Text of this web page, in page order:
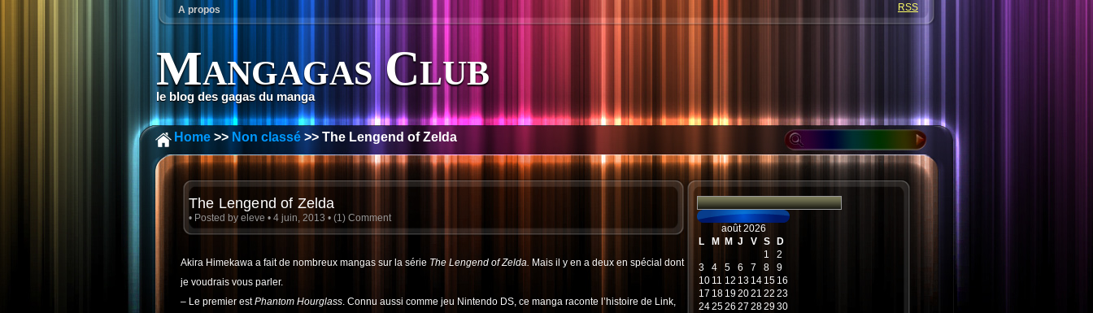
RSS
A propos
Mangagas Club
le blog des gagas du manga
Home >> Non classé >> The Lengend of Zelda
The Lengend of Zelda
• Posted by eleve • 4 juin, 2013 • (1) Comment
Akira Himekawa a fait de nombreux mangas sur la série The Lengend of Zelda. Mais il y en a deux en spécial dont
je voudrais vous parler.
– Le premier estPhantom Hourglass. Connu aussi comme jeu Nintendo DS, ce manga raconte l’histoire de Link,
août 2026
L
M M J V S D
1
2
3
4 5 6 7 8
9
10 11 12 13 14 15 16
17 18 192021 22 23
242526 27 282930